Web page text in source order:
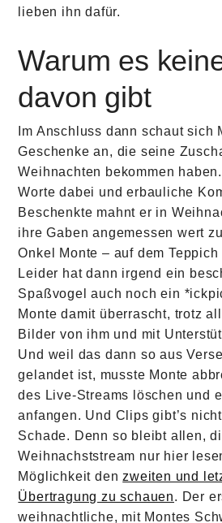
lieben ihn dafür.
Warum es
davon gibt
Im Anschluss dann schaut sich
Geschenke an, die seine
Weihnachten bekommen
Worte dabei und erbauliche
Beschenkte mahnt er in
ihre Gaben angemessen wert
Onkel Monte – auf dem
Leider hat dann irgend ein
Spaßvogel auch noch ein
Monte damit überrascht, trotz
Bilder von ihm und mit
Und weil das dann so aus
gelandet ist, musste Monte
des Live-Streams löschen und
anfangen. Und Clips gibt’s
Schade. Denn so bleibt allen,
Weihnachststream nur hier
Möglichkeit denzweiten und
Übertragung zu schauen. Der
weihnachtliche, mit Montes